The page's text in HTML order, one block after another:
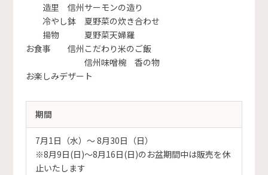
造里 信州サーモンの造り
冷やし鉢 夏野菜の炊き合わせ
揚物 夏野菜天婦羅
お食事 信州こだわり米のご飯
信州味噌椀 香の物
お楽しみデザート
期間
7月1日（水）〜 8月30日（日）
※8月9日(日)～8月16日(日)のお盆期間中は販売を休
止いたします